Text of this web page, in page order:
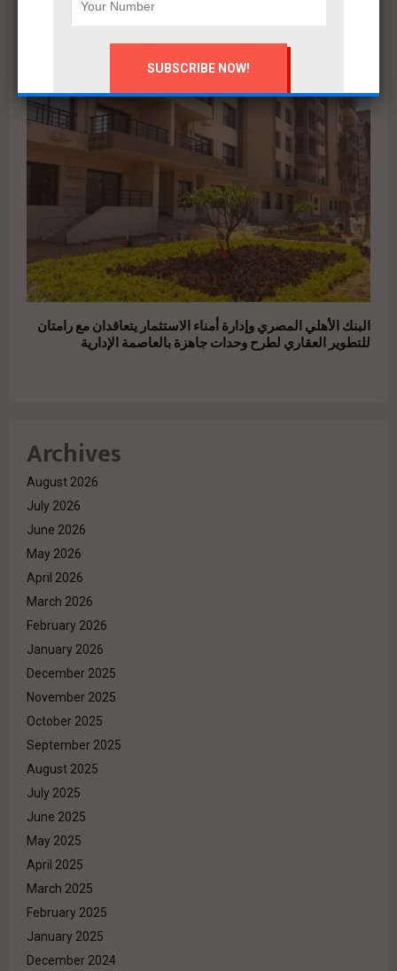
بعد إعادة هيكلة شاملة.. ERG Developments تدشن مرحلة
البنك الأهلي المصري وإدارة أمناء الاستثمار يتعاقدان مع رامتان
للتطوير العقاري لطرح وحدات جاهزة بالعاصمة الإدارية
Archives
August 2026
July 2026
June 2026
May 2026
April 2026
March 2026
February 2026
January 2026
December 2025
November 2025
October 2025
September 2025
August 2025
July 2025
June 2025
May 2025
April 2025
March 2025
February 2025
January 2025
December 2024